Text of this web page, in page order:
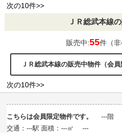
次の10件>>
ＪＲ総武本線
販売中:55件（
ＪＲ総武本線の販売中物件（会
次の10件>>
こちらは会員限定物件です。 ‐‐‐
交通：‐‐‐駅 面積：‐‐‐㎡ ‐‐‐